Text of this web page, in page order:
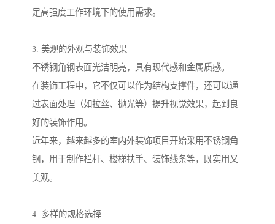
足高强度工作环境下的使用需求。
3. 美观的外观与装饰效果
不锈钢角钢表面光洁明亮，具有现代感和金属质感。
在装饰工程中，它不仅可以作为结构支撑件，还可以通
过表面处理（如拉丝、抛光等）提升视觉效果，起到良
好的装饰作用。
近年来，越来越多的室内外装饰项目开始采用不锈钢角
钢，用于制作栏杆、楼梯扶手、装饰线条等，既实用又
美观。
4. 多样的规格选择